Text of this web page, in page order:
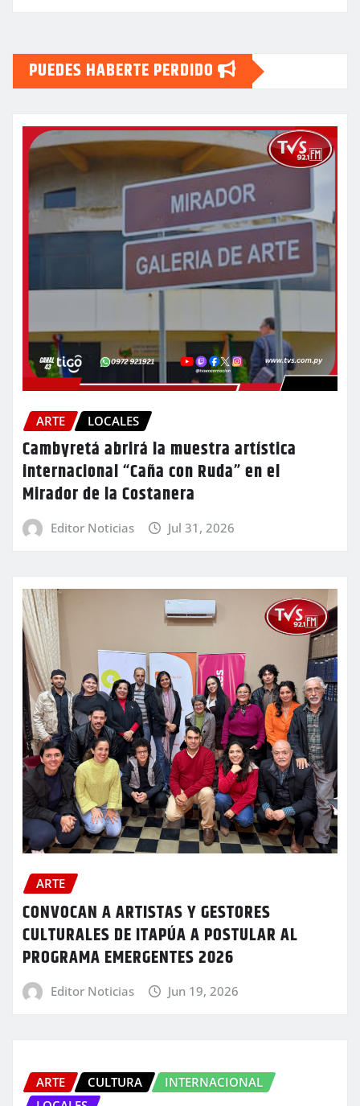
PUEDES HABERTE PERDIDO
ARTE LOCALES
Cambyretá abrirá la muestra artística
internacional “Caña con Ruda” en el
Mirador de la Costanera
Editor Noticias Jul 31, 2026
ARTE
CONVOCAN A ARTISTAS Y GESTORES
CULTURALES DE ITAPÚA A POSTULAR AL
PROGRAMA EMERGENTES 2026
Editor Noticias Jun 19, 2026
ARTE CULTURA
INTERNACIONAL